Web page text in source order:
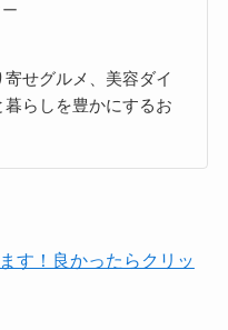
せグルメ、美容ダイ
らしを豊かにするお
す！良かったらクリッ